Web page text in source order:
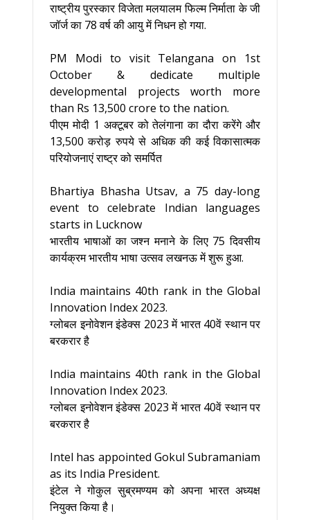
राष्ट्रीय पुरस्कार विजेता मलयालम फिल्म निर्माता के जी
जॉर्ज का 78 वर्ष की आयु में निधन हो गया.
PM Modi to visit Telangana on 1st
October & dedicate multiple
developmental projects worth more
than Rs 13,500 crore to the nation.
पीएम मोदी 1 अक्टूबर को तेलंगाना का दौरा करेंगे और
13,500 करोड़ रुपये से अधिक की कई विकासात्मक
परियोजनाएं राष्ट्र को समर्पित
Bhartiya Bhasha Utsav, a 75 day-long
event to celebrate Indian languages
starts in Lucknow
भारतीय भाषाओं का जश्न मनाने के लिए 75 दिवसीय
कार्यक्रम भारतीय भाषा उत्सव लखनऊ में शुरू हुआ.
India maintains 40th rank in the Global
Innovation Index 2023.
ग्लोबल इनोवेशन इंडेक्स 2023 में भारत 40वें स्थान पर
बरकरार है
India maintains 40th rank in the Global
Innovation Index 2023.
ग्लोबल इनोवेशन इंडेक्स 2023 में भारत 40वें स्थान पर
बरकरार है
Intel has appointed Gokul Subramaniam
as its India President.
इंटेल ने गोकुल सुब्रमण्यम को अपना भारत अध्यक्ष
नियुक्त किया है।